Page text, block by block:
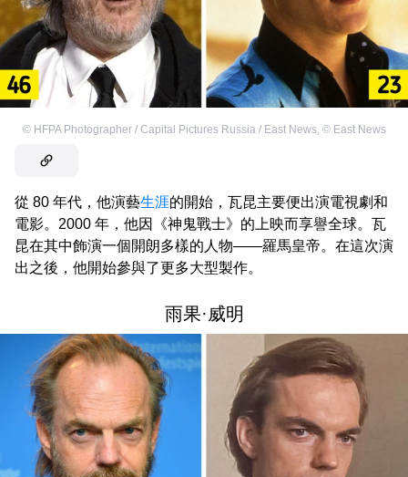
© HFPA Photographer / Capital Pictures Russia / East News, © East News
從 80 年代，他演藝生涯的開始，瓦昆主要便出演電視劇和
電影。2000 年，他因《神鬼戰士》的上映而享譽全球。瓦
昆在其中飾演一個開朗多樣的人物——羅馬皇帝。在這次演
出之後，他開始參與了更多大型製作。
雨果·威明